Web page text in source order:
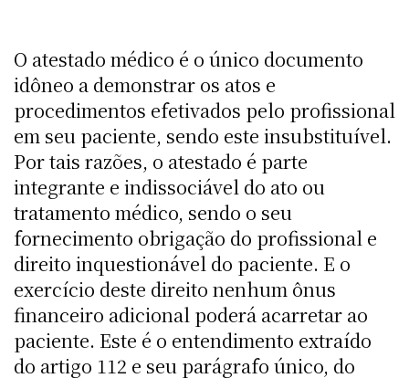
O atestado médico é o único documento
idôneo a demonstrar os atos e
procedimentos efetivados pelo profissional
em seu paciente, sendo este insubstituível.
Por tais razões, o atestado é parte
integrante e indissociável do ato ou
tratamento médico, sendo o seu
fornecimento obrigação do profissional e
direito inquestionável do paciente. E o
exercício deste direito nenhum ônus
financeiro adicional poderá acarretar ao
paciente. Este é o entendimento extraído
do artigo 112 e seu parágrafo único, do